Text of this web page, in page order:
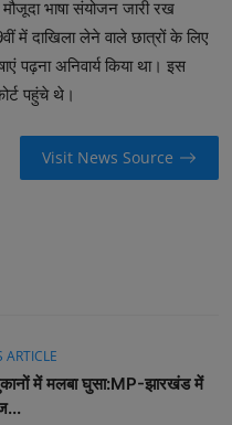
भाषा संयोजन जारी रख
दाखिला लेने वाले छात्रों के लिए
पढ़ना अनिवार्य किया था। इस
पहुंचे थे।
Visit News Source
ARTICLE
में मलबा घुसा:MP-झारखंड में